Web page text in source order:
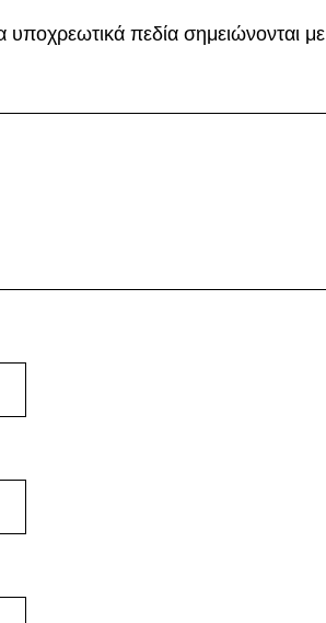
υποχρεωτικά πεδία σημειώνονται με